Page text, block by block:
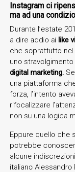
Instagram ci
ma ad una
Durante l’estate
a dire addio ai like
che soprattutto
uno
digital marketing.
una piattaforma
forza, l’intento
rifocalizzare
non su una logica
Eppure quello che
potrebbe
alcune
italiano Alessandro